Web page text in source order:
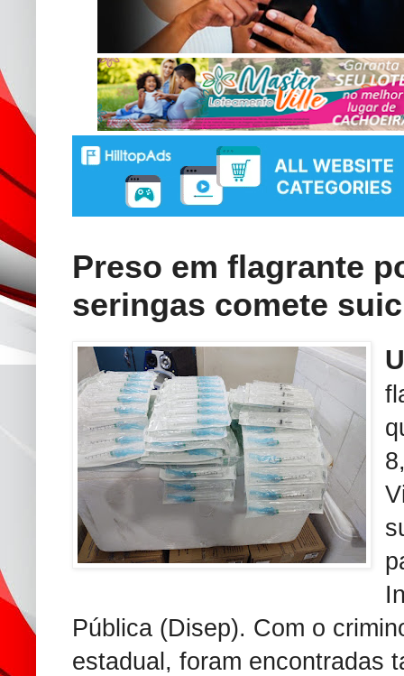
Preso em flagrante
seringas comete
Pública (Disep). Com o
estadual, foram encontradas